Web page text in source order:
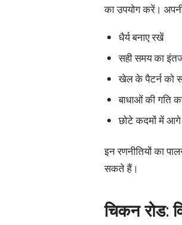
का उपयोग करें।
धैर्य बनाए रखें
सही समय का
खेल के पैटर्न को
बाधाओं की गति
छोटे कदमों में
इन रणनीतियों का
सकते हैं।
चिकन रोड: